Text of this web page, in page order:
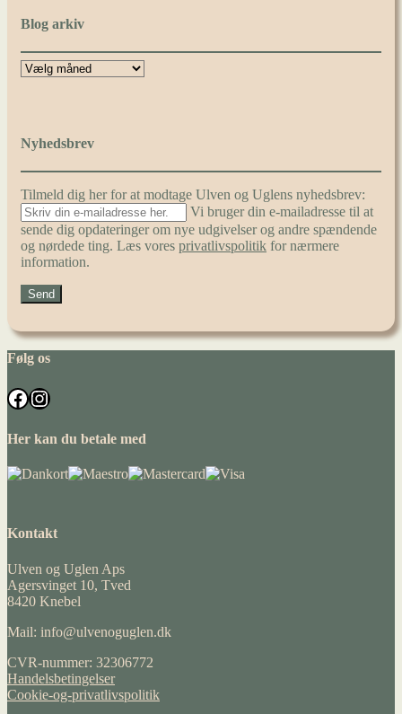
Blog arkiv
Nyhedsbrev
Tilmeld dig her for at modtage Ulven og Uglens nyhedsbrev:
Vi bruger din e-mailadresse til at
sende dig opdateringer om nye udgivelser og andre spændende
og nørdede ting. Læs vores privatlivspolitik for nærmere
information.
Følg os
Facebook
Instagram
Her kan du betale med
Kontakt
Ulven og Uglen Aps
Agersvinget 10, Tved
8420 Knebel
Mail: info@ulvenoguglen.dk
CVR-nummer: 32306772
Handelsbetingelser
Cookie-og-privatlivspolitik